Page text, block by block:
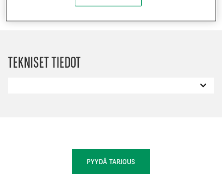
TEKNISET TIEDOT
PYYDÄ TARJOUS